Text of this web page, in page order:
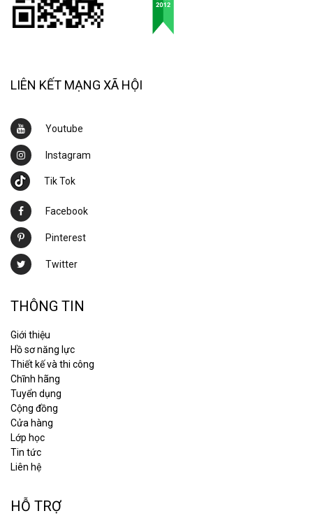
LIÊN KẾT MẠNG XÃ HỘI
Youtube
Instagram
Tik Tok
Facebook
Pinterest
Twitter
THÔNG TIN
Giới thiệu
Hồ sơ năng lực
Thiết kế và thi công
Chĩnh hãng
Tuyển dụng
Cộng đồng
Cửa hàng
Lớp học
Tin tức
Liên hệ
HỖ TRỢ